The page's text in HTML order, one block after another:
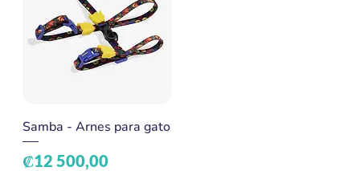
Samba - Arnes para gato
Precio
₡12 500,00